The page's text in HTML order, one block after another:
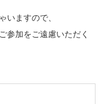
いますので、
参加をご遠慮いただく